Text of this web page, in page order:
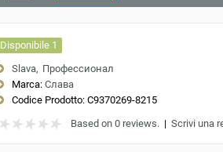
Disponibile 1
Slava
Профессионал
Marca: Слава
Codice Prodotto:С9370269-8215
Based on 0 reviews.| Scrivi una